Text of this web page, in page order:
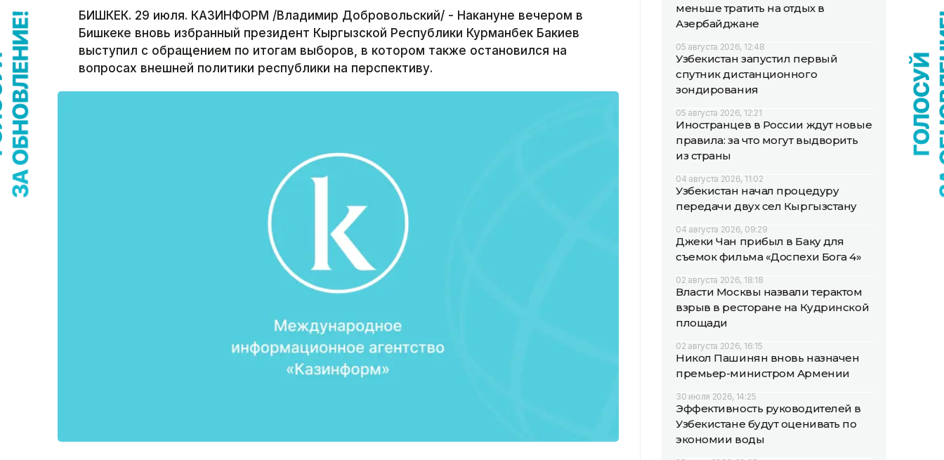
БИШКЕК. 29 июля. КАЗИНФОРМ /Владимир Добровольский/ - Накануне вечером в
Бишкеке вновь избранный президент Кыргызской Республики Курманбек Бакиев
выступил с обращением по итогам выборов, в котором также остановился на
вопросах внешней политики республики на перспективу.
меньше тратить на отдых в
Азербайджане
05 августа 2026, 12:48
Узбекистан запустил первый
спутник дистанционного
зондирования
05 августа 2026, 12:21
Иностранцев в России ждут новые
правила: за что могут выдворить
из страны
04 августа 2026, 11:02
Узбекистан начал процедуру
передачи двух сел Кыргызстану
04 августа 2026, 09:29
Джеки Чан прибыл в Баку для
съемок фильма «Доспехи Бога 4»
02 августа 2026, 18:18
Власти Москвы назвали терактом
взрыв в ресторане на Кудринской
площади
02 августа 2026, 16:15
Никол Пашинян вновь назначен
премьер-министром Армении
30 июля 2026, 14:25
Эффективность руководителей в
Узбекистане будут оценивать по
экономии воды